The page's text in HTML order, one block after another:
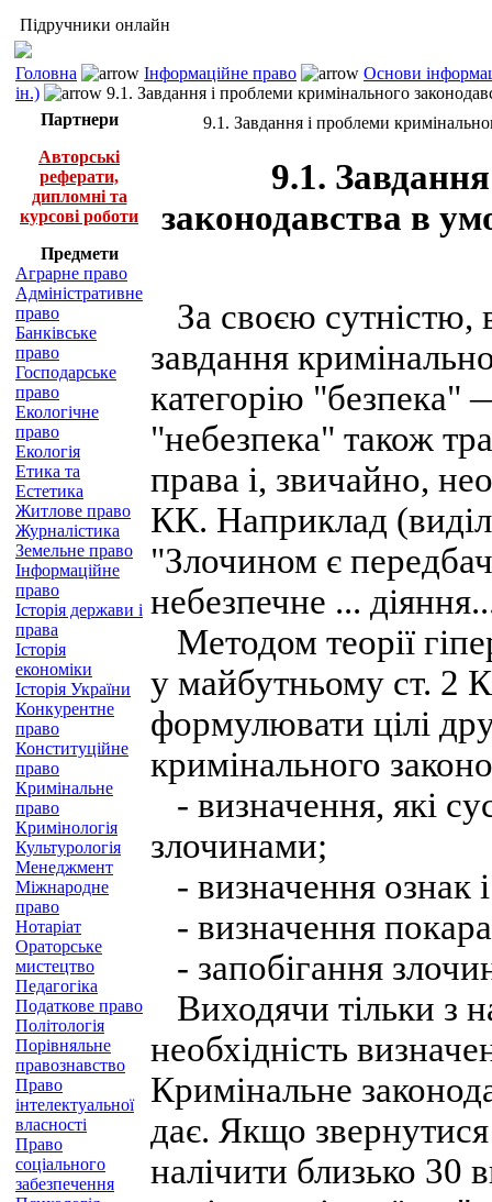
Підручники онлайн
Головна Інформаційне право
Основи
ін.)
9.1. Завдання і проблеми кримінального
Партнери
Авторські
реферати,
дипломні та
курсові роботи
Предмети
Аграрне право
Адміністративне
право
Банківське
право
Господарське
право
Екологічне
право
Екологія
Етика та
Естетика
Житлове право
Журналістика
Земельне право
Інформаційне
право
Історія держави і
права
Історія
економіки
Історія України
Конкурентне
право
Конституційне
право
Кримінальне
право
Кримінологія
Культурологія
Менеджмент
Міжнародне
право
Нотаріат
Ораторське
мистецтво
Педагогіка
Податкове право
Політологія
Порівняльне
правознавство
Право
інтелектуальної
власності
Право
соціального
забезпечення
9.1. Завдання і проблеми
9.1.
законодавства в
За своєю сутністю,
завдання
категорію "безпека"
"небезпека" також
права і, звичайно,
КК. Наприклад
"Злочином є
небезпечне ...
Методом теорії
у майбутньому ст. 2
формулювати цілі
кримінального
- визначення, які
злочинами;
- визначення ознак
- визначення
- запобігання
Виходячи тільки з
необхідність
Кримінальне
дає. Якщо
налічити близько 30